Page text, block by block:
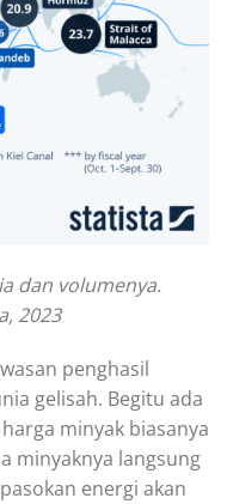
dan volumenya.
2023
penghasil
gelisah. Begitu ada
minyak biasanya
minyaknya langsung
energi akan